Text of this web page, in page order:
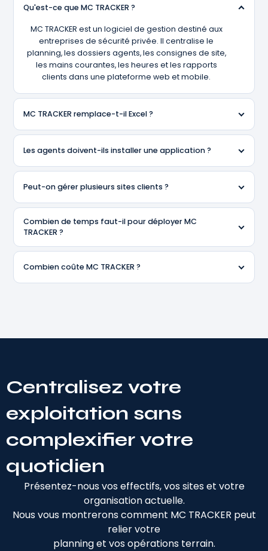
Qu'est-ce que MC TRACKER ?
MC TRACKER est un logiciel de gestion destiné aux
entreprises de sécurité privée. Il centralise le
planning, les dossiers agents, les consignes de site,
les mains courantes, les heures et les rapports
clients dans une plateforme web et mobile.
MC TRACKER remplace-t-il Excel ?
Les agents doivent-ils installer une application ?
Peut-on gérer plusieurs sites clients ?
Combien de temps faut-il pour déployer MC
TRACKER ?
Combien coûte MC TRACKER ?
Centralisez votre
exploitation sans
complexifier votre
quotidien
Présentez-nous vos effectifs, vos sites et votre
organisation actuelle.
Nous vous montrerons comment MC TRACKER peut
relier votre
planning et vos opérations terrain.